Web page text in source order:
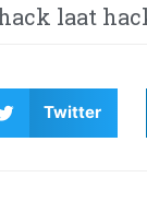
Twitter